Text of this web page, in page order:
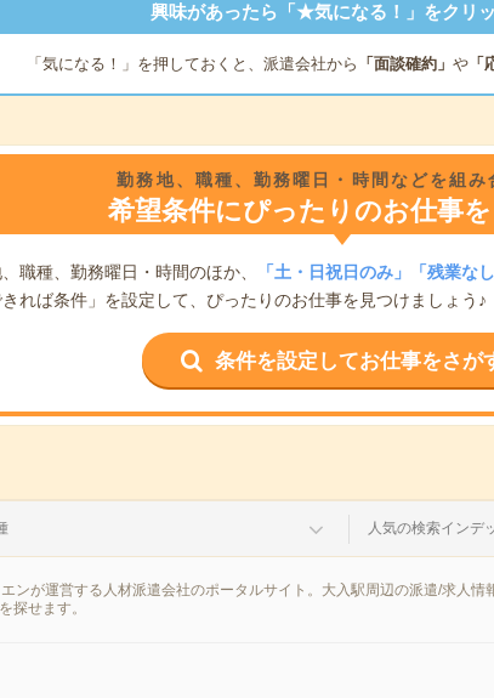
興味があったら「★気になる！」をクリッ
「気になる！」を押しておくと、派遣会社から 「面談確約」 や「
勤務地、職種、勤務曜日・時間などを組み
希望条件にぴったりのお仕事
職種、勤務曜日・時間のほか、 「土・日祝日のみ」「残業なし
れば条件」を設定して、ぴったりのお仕事を見つけましょう♪
条件を設定してお仕事をさが
人気の検索インデ
ンが運営する人材派遣会社のポータルサイト。大入駅周辺の派遣/求人情
探せます。